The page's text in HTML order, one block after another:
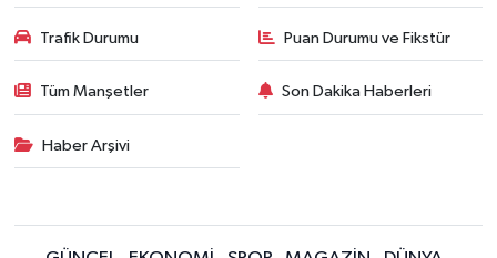
Trafik Durumu Puan Durumu ve Fikstür
Tüm Manşetler Son Dakika Haberleri
Haber Arşivi